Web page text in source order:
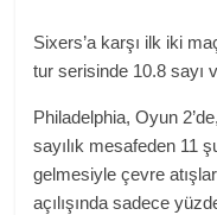
Sixers’a karşı ilk iki
tur serisinde 10.8 sayı
Philadelphia, Oyun
sayılık mesafeden 11
gelmesiyle çevre
açılışında sadece